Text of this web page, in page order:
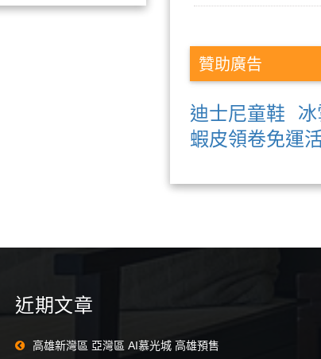
贊助廣告
迪士尼童鞋
蝦皮領卷免運
近期文章
高雄新灣區 亞灣區 AI慕光城 高雄預售